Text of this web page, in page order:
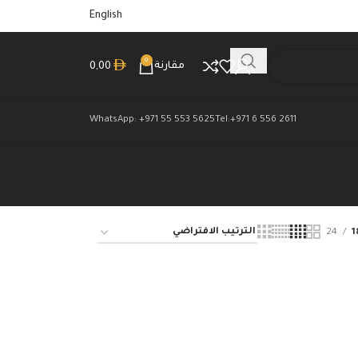
English
مقارنة
0
0,00
Tel:+971 6 556 2611
WhatsApp: +971 55 553 5625
24